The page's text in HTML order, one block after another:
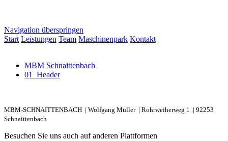
Navigation überspringen
Start Leistungen Team Maschinenpark Kontakt
MBM Schnaittenbach
01_Header
MBM-SCHNAITTENBACH | Wolfgang Müller | Rohrweiherweg 1 | 92253
Schnaittenbach
Besuchen Sie uns auch auf anderen Plattformen